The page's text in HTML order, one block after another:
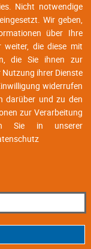
Nicht notwendige
Wir geben,
über Ihre
weiter, die diese mit
die Sie ihnen zur
ihrer Dienste
widerrufen
darüber und zu den
zur Verarbeitung
Sie in unserer